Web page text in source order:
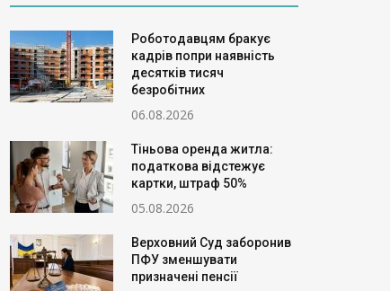
Роботодавцям бракує
кадрів попри наявність
десятків тисяч
безробітних
06.08.2026
Тіньова оренда житла:
податкова відстежує
картки, штраф 50%
05.08.2026
Верховний Суд заборонив
ПФУ зменшувати
призначені пенсії